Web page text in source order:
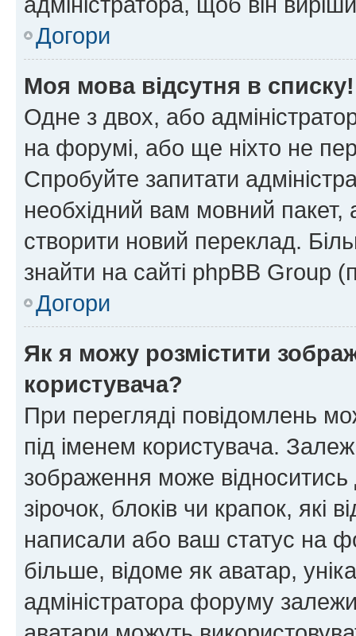
Догори
Моя мова відсутня в списку!
Одне з двох, або
на форумі, або ще ніхто не
Спробуйте запитати
необхідний вам мовний
створити новий переклад.
знайти на сайті phpBB Group
Догори
Як я можу розмістити
користувача?
При перегляді повідомлень
під іменем користувача.
зображення може відноситись
зірочок, блоків чи крапок, які
написали або ваш статус на
більше, відоме як аватар,
адміністратора форуму